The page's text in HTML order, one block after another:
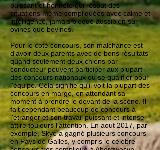
puissant et honnête qui résout des
situations même compliquées avec calme et
intelligence, jamais bloqué aussibien sur
ovines que bovines.
Pour le coté concours, son malchance est
d'avoir deux parents avec de bons résultats
quand seulement deux chiens par
conducteur peuvent participer aux plupart
des concours nationaux ou se qualifier pour
l'équipe. Cela signifie qu'il voit la plupart des
concours en marge, en attendant sa
moment à prendre le devant de la scène. Il
fait cependant beaucoup de concours à
l'étranger et son travail puissant et intense
attire toujours l'attention. En aout 2017, par
exemple, Skye a gagné plusieurs concours
en Pays de Galles, y compris le célèbre